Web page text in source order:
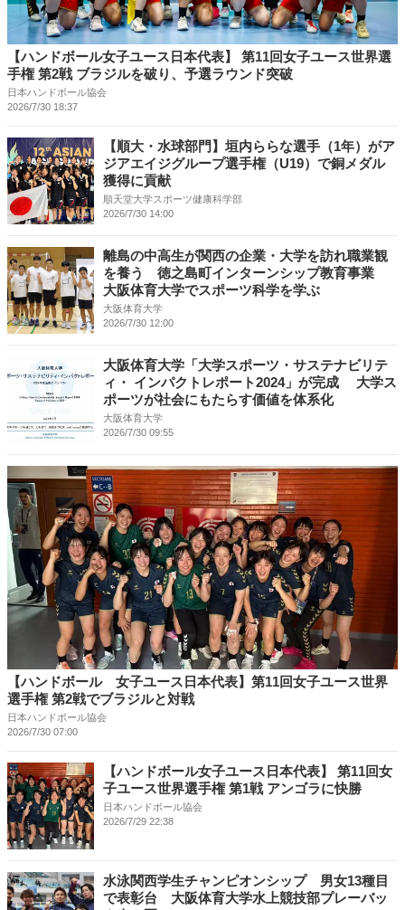
【ハンドボール女子ユース日本代表】 第11回女子ユース世界選
手権 第2戦 ブラジルを破り、予選ラウンド突破
日本ハンドボール協会
2026/7/30 18:37
【順大・水球部門】垣内ららな選手（1年）がア
ジアエイジグループ選手権（U19）で銅メダル
獲得に貢献
順天堂大学スポーツ健康科学部
2026/7/30 14:00
離島の中高生が関西の企業・大学を訪れ職業観
を養う 徳之島町インターンシップ教育事業
大阪体育大学でスポーツ科学を学ぶ
大阪体育大学
2026/7/30 12:00
大阪体育大学「大学スポーツ・サステナビリテ
ィ・ インパクトレポート2024」が完成 大学ス
ポーツが社会にもたらす価値を体系化
大阪体育大学
2026/7/30 09:55
【ハンドボール 女子ユース日本代表】第11回女子ユース世界
選手権 第2戦でブラジルと対戦
日本ハンドボール協会
2026/7/30 07:00
【ハンドボール女子ユース日本代表】 第11回女
子ユース世界選手権 第1戦 アンゴラに快勝
日本ハンドボール協会
2026/7/29 22:38
水泳関西学生チャンピオンシップ 男女13種目
で表彰台 大阪体育大学水上競技部プレーバッ